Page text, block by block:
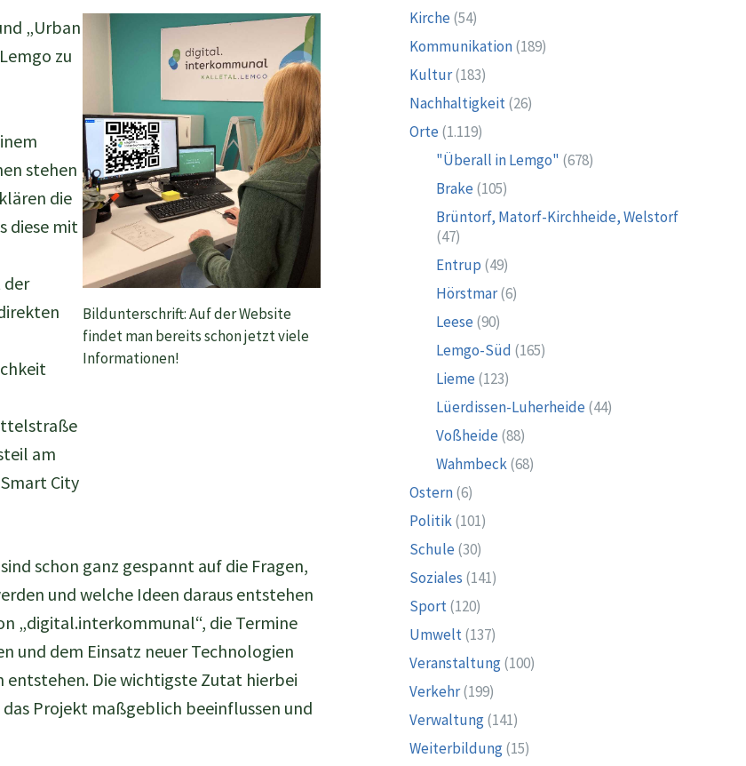
„Urban
zu
stehen
die
diese mit
der
am
City
Bildunterschrift: Auf der Website
findet man bereits schon jetzt viele
Informationen!
schon ganz gespannt auf die Fragen,
und welche Ideen daraus entstehen
„digital.interkommunal“, die Termine
und dem Einsatz neuer Technologien
Die wichtigste Zutat hierbei
Projekt maßgeblich beeinflussen und
Kirche (54)
Kommunikation(189)
Kultur(183)
Nachhaltigkeit(26)
Orte (1.119)
"Überall in Lemgo" (678)
Brake (105)
Brüntorf, Matorf-Kirchheide, Welstorf
(47)
Entrup (49)
Hörstmar(6)
Leese (90)
Lemgo-Süd (165)
Lieme (123)
Lüerdissen-Luherheide (44)
Voßheide (88)
Wahmbeck(68)
Ostern(6)
Politik(101)
Schule (30)
Soziales (141)
Sport(120)
Umwelt(137)
Veranstaltung(100)
Verkehr(199)
Verwaltung(141)
Weiterbildung(15)